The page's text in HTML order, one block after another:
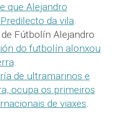
que Alejandro
da vila.
Fútbolín Alejandro
do futbolín alonxou
.
de ultramarinos e
ocupa os primeiros
de viaxes.